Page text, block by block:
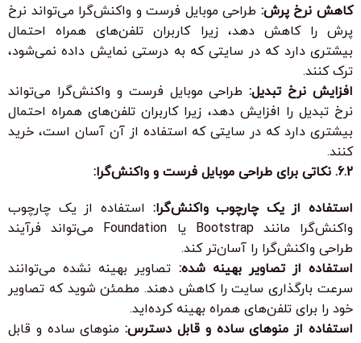
کاهش نرخ پرش: طراحی موبایل فرست و واکنش‌گرا می‌تواند نرخ
پرش را کاهش دهد، زیرا کاربران تلفن‌های همراه احتمال
بیشتری دارد که در سایتی که به درستی نمایش داده نمی‌شود،
ترک کنند.
افزایش نرخ تبدیل:طراحی موبایل فرست و واکنش‌گرا می‌تواند
نرخ تبدیل را افزایش دهد، زیرا کاربران تلفن‌های همراه احتمال
بیشتری دارد که در سایتی که استفاده از آن آسان است، خرید
کنند.
6.2. نکاتی برای طراحی موبایل فرست و واکنش‌گرا:
استفاده از یک چارچوب واکنش‌گرا: استفاده از یک چارچوب
واکنش‌گرا مانند Bootstrap یا Foundation می‌تواند فرآیند
طراحی واکنش‌گرا را آسان‌تر کند.
استفاده از تصاویر بهینه شده: تصاویر بهینه نشده می‌توانند
سرعت بارگذاری سایت را کاهش دهند. مطمئن شوید که تصاویر
خود را برای تلفن‌های همراه بهینه کرده‌اید.
استفاده از منوهای ساده و قابل دسترس:منوهای ساده و قابل